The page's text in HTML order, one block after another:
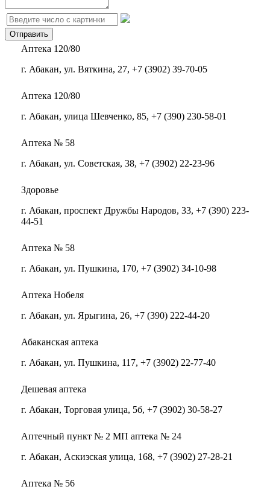
Аптека 120/80
г. Абакан, ул. Вяткина, 27, +7 (3902) 39-70-05
Аптека 120/80
г. Абакан, улица Шевченко, 85, +7 (390) 230-58-01
Аптека № 58
г. Абакан, ул. Советская, 38, +7 (3902) 22-23-96
Здоровье
г. Абакан, проспект Дружбы Народов, 33, +7 (390) 223-
44-51
Аптека № 58
г. Абакан, ул. Пушкина, 170, +7 (3902) 34-10-98
Аптека Нобеля
г. Абакан, ул. Ярыгина, 26, +7 (390) 222-44-20
Абаканская аптека
г. Абакан, ул. Пушкина, 117, +7 (3902) 22-77-40
Дешевая аптека
г. Абакан, Торговая улица, 5б, +7 (3902) 30-58-27
Аптечный пункт № 2 МП аптека № 24
г. Абакан, Аскизская улица, 168, +7 (3902) 27-28-21
Аптека № 56